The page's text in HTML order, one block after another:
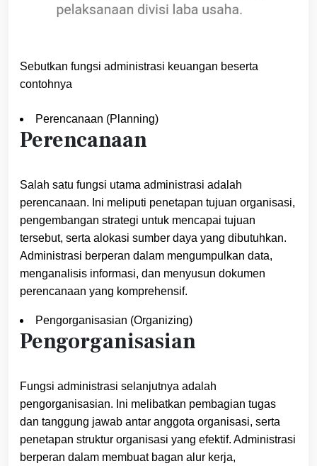
Sebutkan fungsi administrasi keuangan beserta
contohnya
Perencanaan (Planning)
Perencanaan
Salah satu fungsi utama administrasi adalah
perencanaan. Ini meliputi penetapan tujuan organisasi,
pengembangan strategi untuk mencapai tujuan
tersebut, serta alokasi sumber daya yang dibutuhkan.
Administrasi berperan dalam mengumpulkan data,
menganalisis informasi, dan menyusun dokumen
perencanaan yang komprehensif.
Pengorganisasian (Organizing)
Pengorganisasian
Fungsi administrasi selanjutnya adalah
pengorganisasian. Ini melibatkan pembagian tugas
dan tanggung jawab antar anggota organisasi, serta
penetapan struktur organisasi yang efektif. Administrasi
berperan dalam membuat bagan alur kerja,